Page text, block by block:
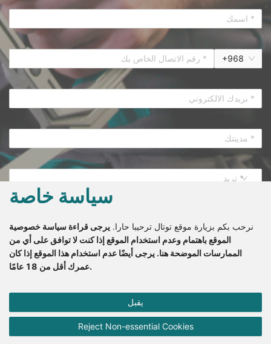
+968
* تريد
إشترك
* إذا قمت بالتسجيل هنا، فهذا يعني أنك تقبل جميع الشروط المتعلقة
بسياسة الخصوصيةوقبول تلقي البريد الإلكتروني من TOTAL.
سياسة خاصة
نرحب بكم بزيارة موقع توتال ترحيبا حارا. يرجى قراءة سياسة خصوصية
الموقع باهتمام وعدم استخدام الموقع إذا كنت لاتوافق على أي من
الممارسات الموضحة هنا. يرجى أيضًا عدم استخدام هذا الموقع إذا كان
عمرك أقل من عامًا .
تشير مصطلحات مثل "نحن" و " الخاص بنا" وما إلى ذلك. في سياسة
وما إلى ذلك إليك كمستخدم للموقع.
يقبل
Reject Non-essential Cookies